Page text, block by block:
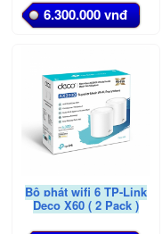
6.300.000 vnđ
Bộ phát wifi 6 TP-Link
Deco X60 ( 2 Pack )